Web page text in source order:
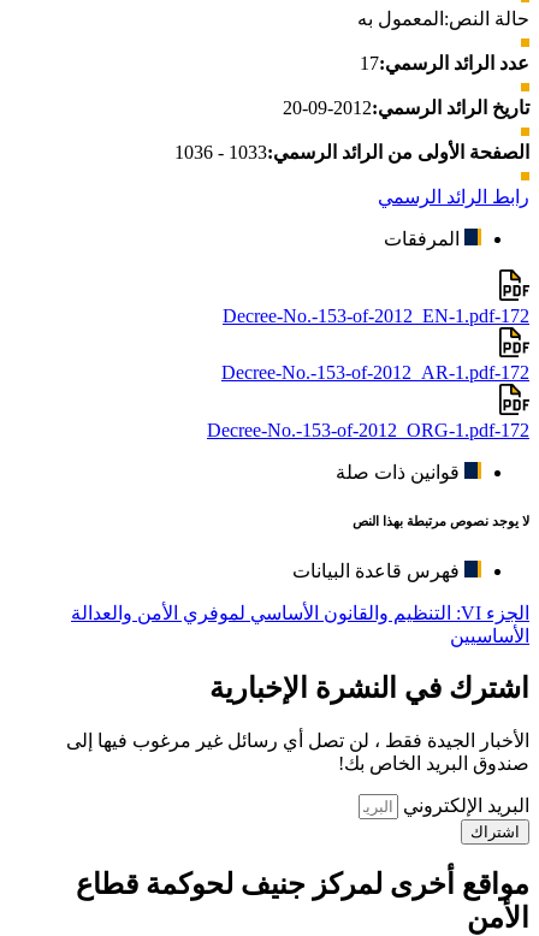
حالة النص: المعمول به
عدد الرائد الرسمي:17
تاريخ الرائد الرسمي:2012-09-20
الصفحة الأولى من الرائد الرسمي:1033 - 1036
رابط الرائد الرسمي
المرفقات
172-Decree-No.-153-of-2012_EN-1.pdf
172-Decree-No.-153-of-2012_AR-1.pdf
172-Decree-No.-153-of-2012_ORG-1.pdf
قوانين ذات صلة
لا يوجد نصوص مرتبطة بهذا النص
فهرس قاعدة البيانات
الجزء VI: التنظيم والقانون الأساسي لموفري الأمن والعدالة
الأساسيين
اشترك في النشرة الإخبارية
الأخبار الجيدة فقط ، لن تصل أي رسائل غير مرغوب فيها إلى
صندوق البريد الخاص بك!
البريد الإلكتروني
اشتراك
مواقع أخرى لمركز جنيف لحوكمة قطاع
الأمن